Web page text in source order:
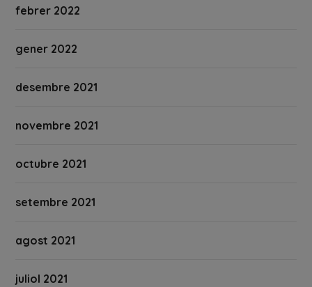
febrer 2022
gener 2022
desembre 2021
novembre 2021
octubre 2021
setembre 2021
agost 2021
juliol 2021